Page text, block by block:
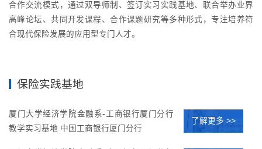
合作交流模式，通过双导师制、签订实习实践基地、联合举办业界
高峰论坛、共同开发课程、合作课题研究等多种形式，专注培养符
合现代保险发展的应用型专门人才。
保险实践基地
厦门大学经济学院金融系-工商银行厦门分行
教学实习基地 中国工商银行厦门分行
了解更多 >>